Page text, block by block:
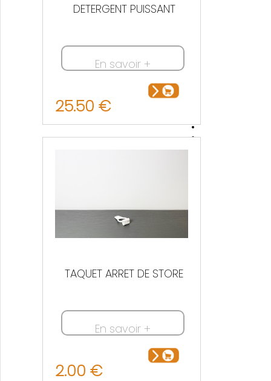
DETERGENT PUISSANT
En savoir +
25.50 €
TAQUET ARRET DE STORE
En savoir +
2.00 €